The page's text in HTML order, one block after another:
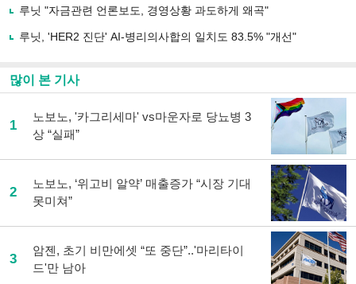
기
루닛 "자금관련 언론보도, 경영상황 과도하게 왜곡"
루닛, 'HER2 진단' AI-병리의사합의 일치도 83.5% "개선"
많이 본 기사
1
노보노, '카그리세마' vs마운자로 당뇨병 3
상 “실패”
2
노보노, ‘위고비 알약’ 매출증가 “시장 기대
못미쳐”
3
암젠, 초기 비만에셋 “또 중단”..'마리타이
드'만 남아